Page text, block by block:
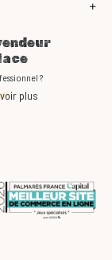
?
plus